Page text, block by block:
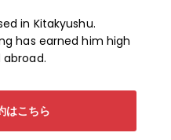
in Kitakyushu.
has earned him high
はこちら